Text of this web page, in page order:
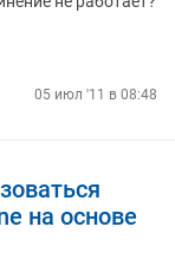
05 июл '11 в 08:48
на основе